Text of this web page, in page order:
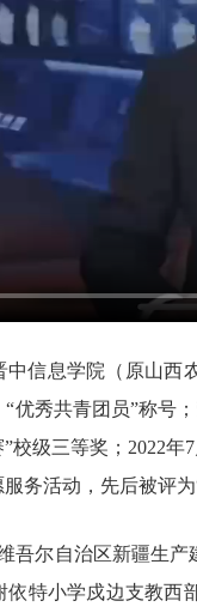
中信息学院（原山西
优秀共青团员”称号
校级三等奖；2022
务活动，先后被评为
吾尔自治区新疆生
特小学戍边支教西